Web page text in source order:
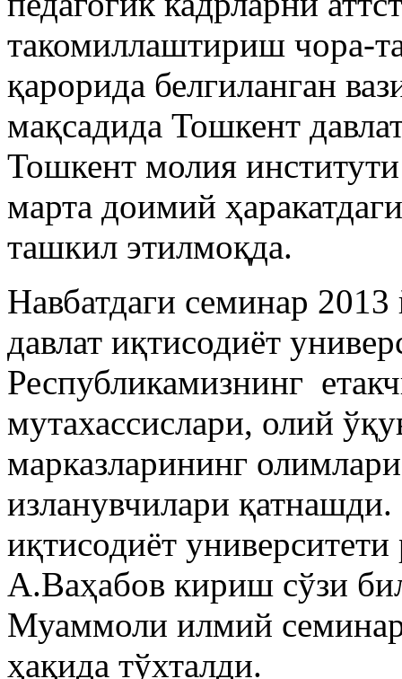
такомиллаштириш чора-
қарорида белгиланган
мақсадида Тошкент
Тошкент молия
марта доимий
ташкил этилмоқда.
Навбатдаги семинар
давлат иқтисодиёт
Республикамизнинг
мутахассислари, олий
марказларининг
изланувчилари
иқтисодиёт
А.Ваҳабов кириш сўзи
Муаммоли илмий
ҳақида тўхталди.